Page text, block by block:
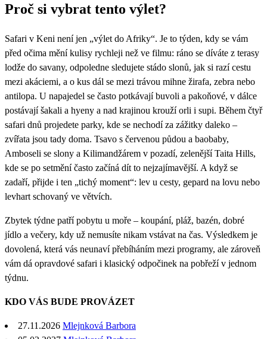
Proč si vybrat tento výlet?
Safari v Keni není jen „výlet do Afriky“. Je to týden, kdy se vám
před očima mění kulisy rychleji než ve filmu: ráno se díváte z terasy
lodže do savany, odpoledne sledujete stádo slonů, jak si razí cestu
mezi akáciemi, a o kus dál se mezi trávou mihne žirafa, zebra nebo
antilopa. U napajedel se často potkávají buvoli a pakoňové, v dálce
postávají šakali a hyeny a nad krajinou krouží orli i supi. Během čtyř
safari dnů projedete parky, kde se nechodí za zážitky daleko –
zvířata jsou tady doma. Tsavo s červenou půdou a baobaby,
Amboseli se slony a Kilimandžárem v pozadí, zelenější Taita Hills,
kde se po setmění často začíná dít to nejzajímavější. A když se
zadaří, přijde i ten „tichý moment“: lev u cesty, gepard na lovu nebo
levhart schovaný ve větvích.
Zbytek týdne patří pobytu u moře – koupání, pláž, bazén, dobré
jídlo a večery, kdy už nemusíte nikam vstávat na čas. Výsledkem je
dovolená, která vás neunaví přebíháním mezi programy, ale zároveň
vám dá opravdové safari i klasický odpočinek na pobřeží v jednom
týdnu.
KDO VÁS BUDE PROVÁZET
27.11.2026 Mlejnková Barbora